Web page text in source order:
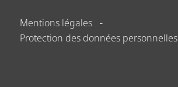
Mentions légales
Protection des données personnelles